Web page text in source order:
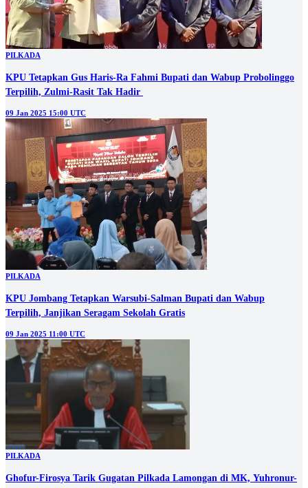
PILKADA
KPU Tetapkan Gus Haris-Ra Fahmi Bupati dan Wabup Probolinggo
Terpilih, Zulmi-Rasit Tak Hadir
09 Jan 2025 15:00 UTC
PILKADA
KPU Jombang Tetapkan Warsubi-Salman Bupati dan Wabup
Terpilih, Janjikan Seragam Sekolah Gratis
09 Jan 2025 11:00 UTC
PILKADA
Ghofur-Firosya Tarik Gugatan Pilkada Lamongan di MK, Yuhronur-